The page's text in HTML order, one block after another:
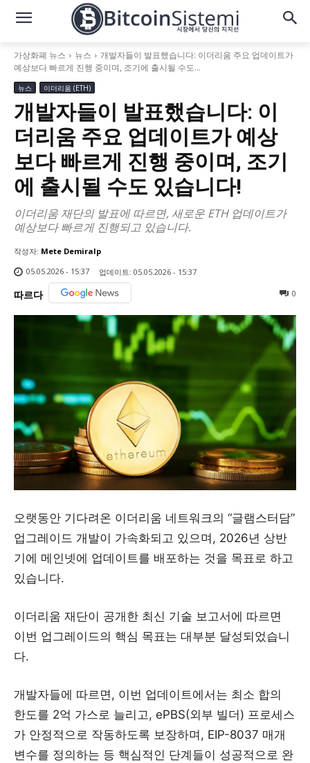
가상화폐 뉴스 뉴스
개발자들이 발표했습니다: 이더리움 주요 업데이트가
예상보다 빠르게 진행 중이며, 조기에 출시될 수도...
뉴스 이더리움 (ETH)
개발자들이 발표했습니다: 이
더리움 주요 업데이트가 예상
보다 빠르게 진행 중이며, 조기
에 출시될 수도 있습니다!
이더리움 재단의 발표에 따르면, 새로운 ETH 업데이트가
예상보다 빠르게 진행되고 있습니다.
작성자: Mete Demiralp
05.05.2026 - 15:37
업데이트: 05.05.2026 - 15:37
따르다 0
오랫동안 기다려온 이더리움 네트워크의 “글램스터담”
업그레이드 개발이 가속화되고 있으며, 2026년 상반
기에 메인넷에 업데이트를 배포하는 것을 목표로 하고
있습니다.
이더리움 재단이 공개한 최신 기술 보고서에 따르면
이번 업그레이드의 핵심 목표는 대부분 달성되었습니
다.
개발자들에 따르면, 이번 업데이트에서는 최소 합의
한도를 2억 가스로 늘리고, ePBS(외부 빌더) 프로세스
가 안정적으로 작동하도록 보장하며, EIP-8037 매개
변수를 정의하는 등 핵심적인 단계들이 성공적으로 완